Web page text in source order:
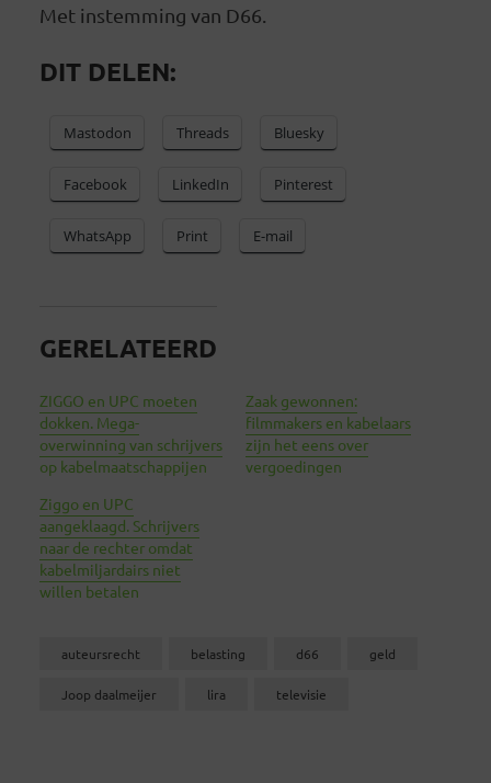
Met instemming van D66.
DIT DELEN:
Mastodon Threads Bluesky
Facebook LinkedIn Pinterest
WhatsApp Print E-mail
GERELATEERD
ZIGGO en UPC moeten
dokken. Mega-
overwinning van schrijvers
op kabelmaatschappijen
Zaak gewonnen:
filmmakers en kabelaars
zijn het eens over
vergoedingen
Ziggo en UPC
aangeklaagd. Schrijvers
naar de rechter omdat
kabelmiljardairs niet
willen betalen
auteursrecht belasting d66 geld
Joop daalmeijer lira televisie